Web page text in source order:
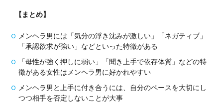
【まとめ】
メンヘラ男には「気分の浮き沈みが激しい」「ネガティブ」
「承認欲求が強い」などといった特徴がある
「母性が強く押しに弱い」「聞き上手で依存体質」などの特
徴がある女性はメンヘラ男に好かれやすい
メンヘラ男と上手に付き合うには、自分のペースを大切にし
つつ相手を否定しないことが大事